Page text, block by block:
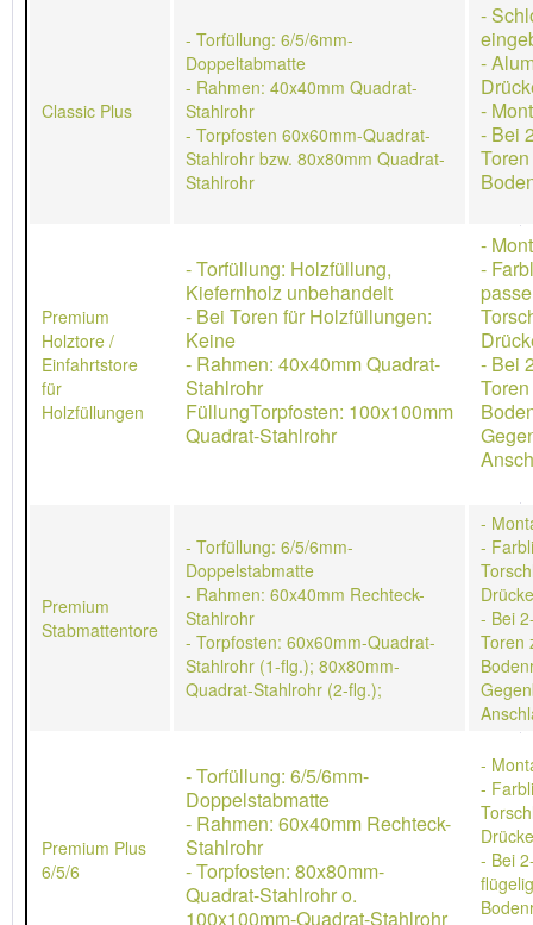
Classic Plus
- Torfüllung: 6/5/6mm-
Doppeltabmatte
- Rahmen: 40x40mm Quadrat-
Stahlrohr
- Torpfosten 60x60mm-Quadrat-
Stahlrohr bzw. 80x80mm Quadrat-
Stahlrohr
-
-
-
- Bei
Premium
Holztore /
Einfahrtstore
für
Holzfüllungen
- Torfüllung: Holzfüllung,
Kiefernholz unbehandelt
- Bei Toren für Holzfüllungen:
Keine
- Rahmen: 40x40mm Quadrat-
Stahlrohr
FüllungTorpfosten: 100x100mm
Quadrat-Stahlrohr
-
-
- Bei
Premium
Stabmattentore
- Torfüllung: 6/5/6mm-
Doppelstabmatte
- Rahmen: 60x40mm Rechteck-
Stahlrohr
- Torpfosten: 60x60mm-Quadrat-
Stahlrohr (1-flg.); 80x80mm-
Quadrat-Stahlrohr (2-flg.);
-
-
- Bei
Toren
Premium Plus
6/5/6
- Torfüllung: 6/5/6mm-
Doppelstabmatte
- Rahmen: 60x40mm Rechteck-
Stahlrohr
- Torpfosten: 80x80mm-
Quadrat-Stahlrohr o.
100x100mm-Quadrat-Stahlrohr
-
-
- Bei